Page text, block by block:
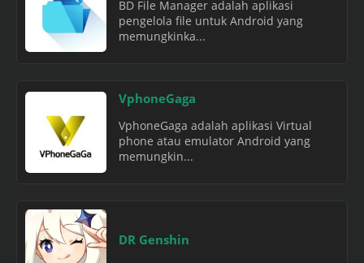
BD File Manager adalah aplikasi
pengelola file untuk Android yang
memungkinka...
VphoneGaga
VphoneGaga adalah aplikasi Virtual
phone atau emulator Android yang
memungkin...
DR Genshin